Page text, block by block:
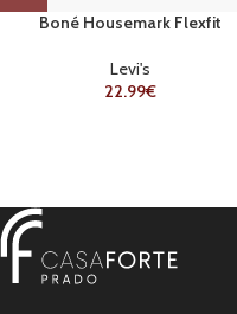
Boné Housemark Flexfit
Levi's
22.99€